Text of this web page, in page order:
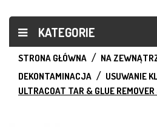
KATEGORIE
STRONA GŁÓWNA NA
DEKONTAMINACJA
USUWANIE
ULTRACOAT TAR & GLUE